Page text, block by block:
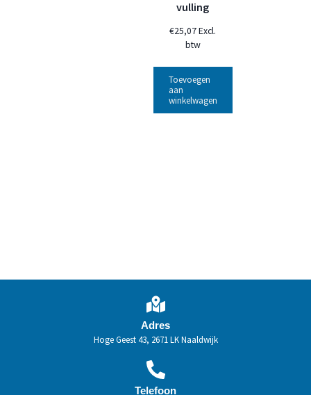
vulling
€25,07Excl.
btw
Toevoegen
aan
winkelwagen
Adres
Hoge Geest 43, 2671 LK Naaldwijk
Telefoon